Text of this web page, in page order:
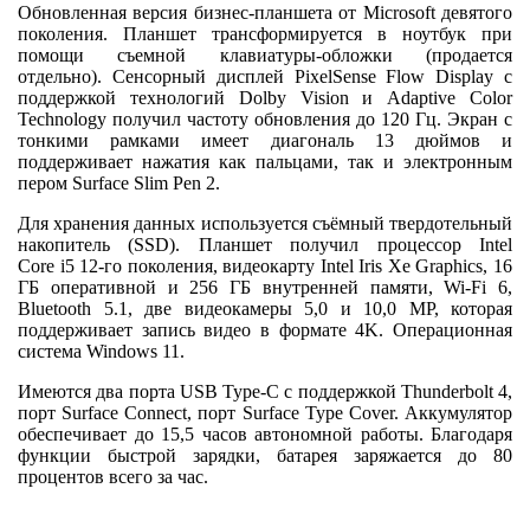
Обновленная версия бизнес-планшета от Microsoft девятого
поколения. Планшет трансформируется в ноутбук при
помощи съемной клавиатуры-обложки (продается
отдельно). Сенсорный дисплей PixelSense Flow Display с
поддержкой технологий Dolby Vision и Adaptive Color
Technology получил частоту обновления до 120 Гц. Экран с
тонкими рамками имеет диагональ 13 дюймов и
поддерживает нажатия как пальцами, так и электронным
пером Surface Slim Pen 2.
Для хранения данных используется съёмный твердотельный
накопитель (SSD). Планшет получил процессор Intel
Core i5 12-го поколения, видеокарту Intel Iris Xe Graphics, 16
ГБ оперативной и 256 ГБ внутренней памяти, Wi-Fi 6,
Bluetooth 5.1, две видеокамеры 5,0 и 10,0 MP, которая
поддерживает запись видео в формате 4K. Операционная
система Windows 11.
Имеются два порта USB Type-C с поддержкой Thunderbolt 4,
порт Surface Connect, порт Surface Type Cover. Аккумулятор
обеспечивает до 15,5 часов автономной работы. Благодаря
функции быстрой зарядки, батарея заряжается до 80
процентов всего за час.